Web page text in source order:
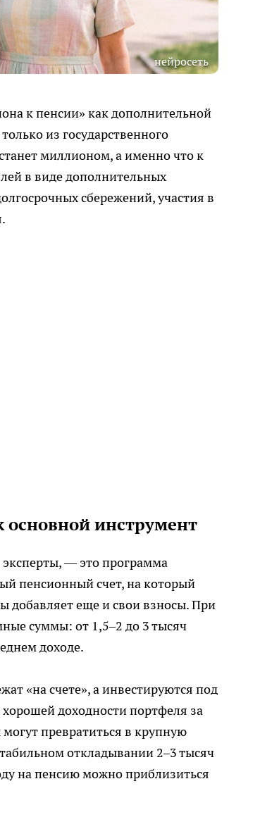
нейросеть
к пенсии» как дополнительной
из государственного
миллионом, а именно что к
в виде дополнительных
сбережений, участия в
основной инструмент
— это программа
пенсионный счет, на который
добавляет еще и свои взносы. При
суммы: от 1,5–2 до 3 тысяч
доходе.
«на счете», а инвестируются под
доходности портфеля за
превратиться в крупную
откладывании 2–3 тысяч
на пенсию можно приблизиться